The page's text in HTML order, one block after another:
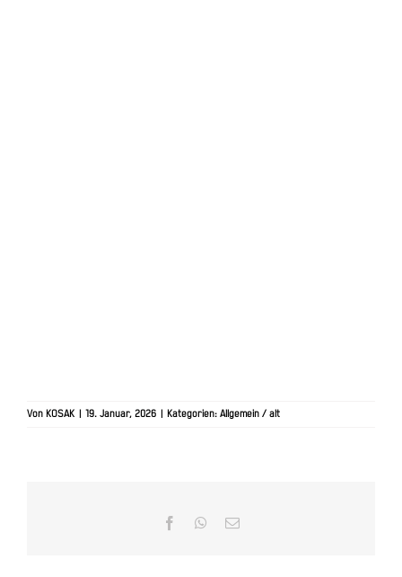
Von KOSAK 19. Januar, 2026 Kategorien: Allgemein / alt
FacebookWhatsApp
E-